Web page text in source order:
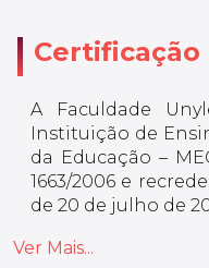
Certificação
A Faculdade
Instituição de
da Educação –
1663/2006 e
de 20 de julho de
Ver Mais...